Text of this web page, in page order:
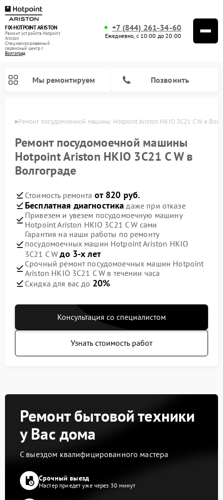
FIX-HOTPOINT ARISTON
Ремонт устройств Hotpoint
Ariston
Специализированный
cервисный центр г.
Волгоград
+7 (844) 261-34-60
Ежедневно, с 10:00 до 20:00
Мы ремонтируем Позвонить
Ремонт посудомоечной машины Hotpoint Ariston HKIO 3C21 C W в
Ремонт посудомоечной машины
Hotpoint Ariston HKIO 3C21 C W в
Волгограде
Стоимость ремонта от 820 руб.
Бесплатная диагностика даже при отказе
Привезем и увезем посудомоечную машину
Hotpoint Ariston HKIO 3C21 C W сами
Гарантия на наши работы по ремонту
посудомоечных машин Hotpoint Ariston HKIO
3C21 C Wдо 3-х лет
Срочный ремонт посудомоечных машин Hotpoint
Ariston HKIO 3C21 C W в течении часа
Скидка для вас до 20%
Консультация со специалистом
Узнать стоимость работ
Ремонт бытовой техники
у Вас дома
С выездом квалифицированного мастера
Срочный выезд
Мастер приедет уже через 30 минут